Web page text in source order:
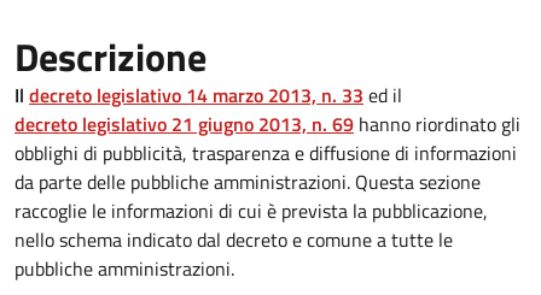
Descrizione
Il decreto legislativo 14 marzo 2013, n. 33 ed il
decreto legislativo 21 giugno 2013, n. 69 hanno riordinato gli
obblighi di pubblicità, trasparenza e diffusione di informazioni
da parte delle pubbliche amministrazioni. Questa sezione
raccoglie le informazioni di cui è prevista la pubblicazione,
nello schema indicato dal decreto e comune a tutte le
pubbliche amministrazioni.